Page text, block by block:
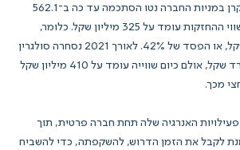
ההשקעה הכוללת של הקרן במניות החברה נטו הסתכמה עד כה ב־562.1
מיליון שקל, בעוד כיום שווי ההחזקות עומד על 325 מיליון שקל. כלומר,
הפסד של 237 מיליון שקל, או הפסד של 42%. לאורך 2021 נסחרה סולגרין
לפי שווי של מעל מיליארד שקל, אולם כיום שווייה עומד על 410 מיליון שקל
מכך.
פעילויות האנרגיה שלה תחת חברה פרטית, תוך
100%, על מנת לקבל את הזמן הדרוש, להשקפתה, כדי להשביח